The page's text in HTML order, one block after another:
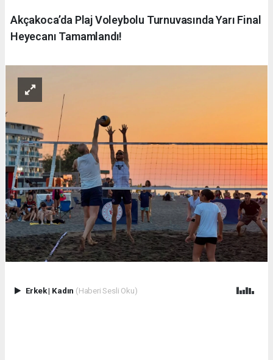
Akçakoca’da Plaj Voleybolu Turnuvasında Yarı Final
Heyecanı Tamamlandı!
Erkek| Kadın (Haberi Sesli Oku)